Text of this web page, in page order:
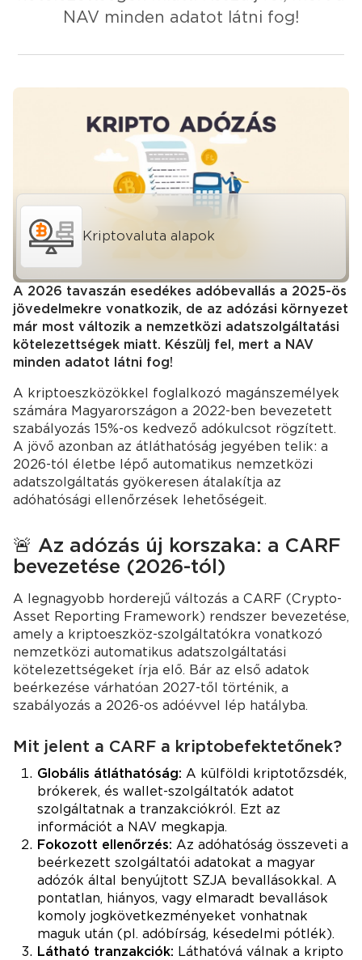
NAV minden adatot látni fog!
Kriptovaluta alapok
A 2026 tavaszán esedékes adóbevallás a 2025-ös
jövedelmekre vonatkozik, de az adózási környezet
már most változik a nemzetközi adatszolgáltatási
kötelezettségek miatt. Készülj fel, mert a NAV
minden adatot látni fog!
A kriptoeszközökkel foglalkozó magánszemélyek
számára Magyarországon a 2022-ben bevezetett
szabályozás 15%-os kedvező adókulcsot rögzített.
A jövő azonban az átláthatóság jegyében telik: a
2026-tól életbe lépő automatikus nemzetközi
adatszolgáltatás gyökeresen átalakítja az
adóhatósági ellenőrzések lehetőségeit.
🚨 Az adózás új korszaka: a CARF
bevezetése (2026-tól)
A legnagyobb horderejű változás a CARF (Crypto-
Asset Reporting Framework) rendszer bevezetése,
amely a kriptoeszköz-szolgáltatókra vonatkozó
nemzetközi automatikus adatszolgáltatási
kötelezettségeket írja elő. Bár az első adatok
beérkezése várhatóan 2027-től történik, a
szabályozás a 2026-os adóévvel lép hatályba.
Mit jelent a CARF a kriptobefektetőnek?
Globális átláthatóság: A külföldi kriptotőzsdék,
brókerek, és wallet-szolgáltatók adatot
szolgáltatnak a tranzakciókról. Ezt az
információt a NAV megkapja.
Fokozott ellenőrzés: Az adóhatóság összeveti a
beérkezett szolgáltatói adatokat a magyar
adózók által benyújtott SZJA bevallásokkal. A
pontatlan, hiányos, vagy elmaradt bevallások
komoly jogkövetkezményeket vonhatnak
maguk után (pl. adóbírság, késedelmi pótlék).
Látható tranzakciók: Láthatóvá válnak a kripto